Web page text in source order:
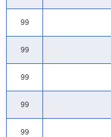
99
99
99
99
99